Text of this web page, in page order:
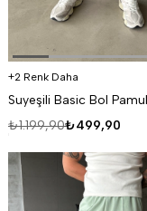
2 Renk Daha
₺499,90
₺1.199,90